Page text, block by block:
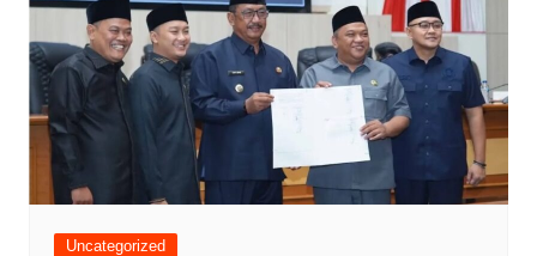
Uncategorized